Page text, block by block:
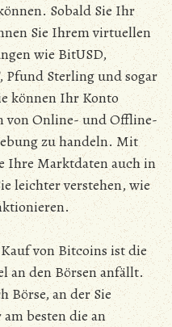
Sobald Sie Ihr
Sie Ihrem virtuellen
wie BitUSD,
Pfund Sterling und sogar
können Ihr Konto
von Online- und Offline-
zu handeln. Mit
Ihre Marktdaten auch in
leichter verstehen, wie
von Bitcoins ist die
an den Börsen anfällt.
Börse, an der Sie
besten die an